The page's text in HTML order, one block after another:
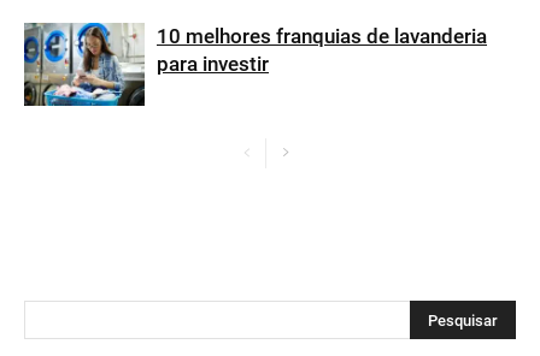
10 melhores franquias de lavanderia
para investir